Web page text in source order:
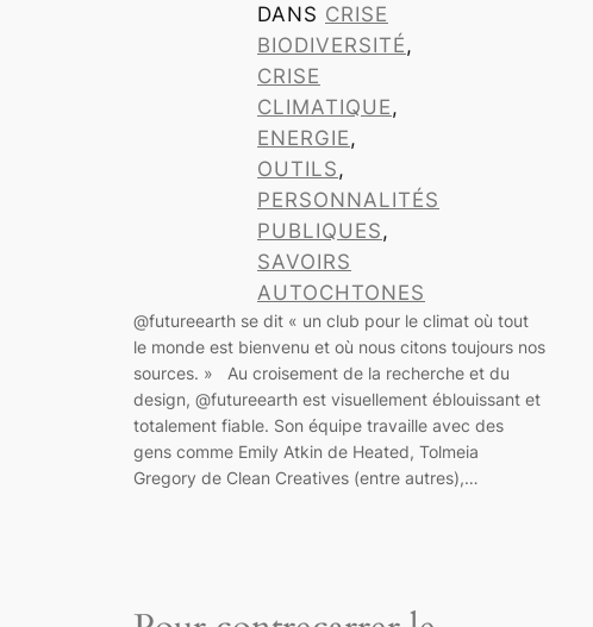
DANS CRISE
BIODIVERSITÉ
CRISE
CLIMATIQUE
ENERGIE
OUTILS
PERSONNALITÉS
PUBLIQUES
SAVOIRS
AUTOCHTONES
@futureearth se dit « un club pour le climat où tout
le monde est bienvenu et où nous citons toujours nos
sources. » Au croisement de la recherche et du
design, @futureearth est visuellement éblouissant et
totalement fiable. Son équipe travaille avec des
gens comme Emily Atkin de Heated, Tolmeia
Gregory de Clean Creatives (entre autres),…